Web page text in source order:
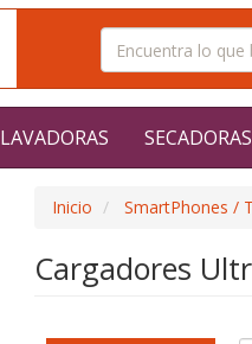
LAVADORAS SECADORAS
Inicio SmartPhones /
Cargadores